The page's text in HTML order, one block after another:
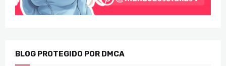
BLOG PROTEGIDO POR DMCA